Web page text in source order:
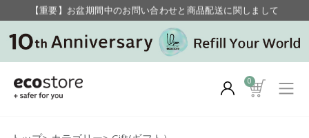
【重要】お盆期間中のお問い合わせと商品配送に関しまして
毎月お得にポイントが貯まる！ “月のポイントアップデー”
0